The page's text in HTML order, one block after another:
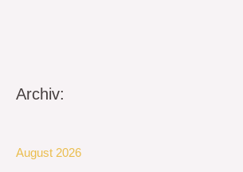
Archiv:
August 2026